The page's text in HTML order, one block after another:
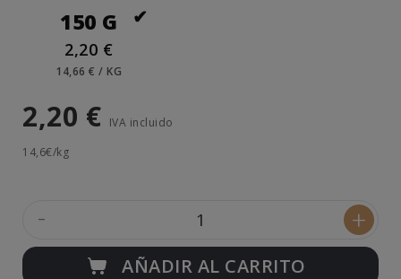
150 G
2,20 €
14,66 € / KG
2,20 € IVA incluido
14,6€/kg
- +
AÑADIR AL CARRITO